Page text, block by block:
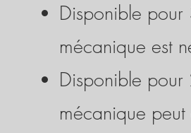
Disponible
mécanique est
Disponible
mécanique peut